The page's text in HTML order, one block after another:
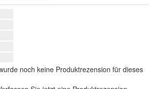
noch keine Produktrezension für dieses